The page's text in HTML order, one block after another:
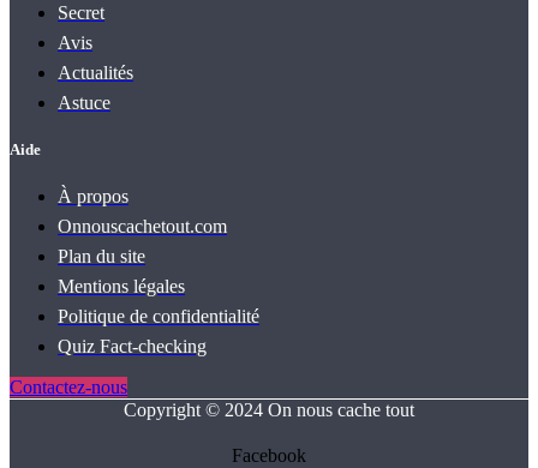
Secret
Avis
Actualités
Astuce
Aide
À propos
Onnouscachetout.com
Plan du site
Mentions légales
Politique de confidentialité
Quiz Fact‑checking
Contactez-nous
Copyright © 2024 On nous cache tout
Facebook